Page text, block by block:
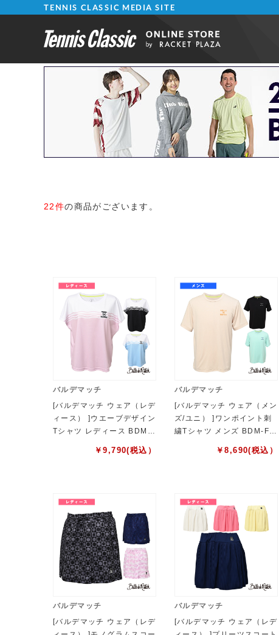
TENNIS CLASSIC MEDIA SITE
22件の商品がございます。
バルデマッチ
[バルデマッチ ウェア（レデ
ィース） ]ウエーブデザイン
Tシャツ レディース BDM-F
￥9,790(税込）
バルデマッチ
[バルデマッチ ウェア（メン
ズ/ユニ） ]ワンポイント刺
繍Tシャツ メンズ BDM-F1
￥8,690(税込）
バルデマッチ
[バルデマッチ ウェア（レデ
バルデマッチ
[バルデマッチ ウェア（レデ